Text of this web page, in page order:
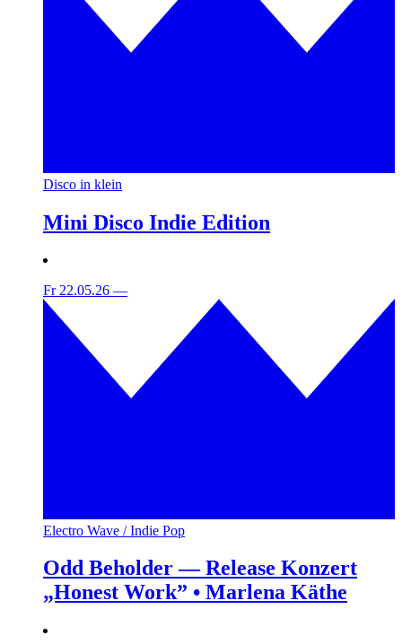
Disco in klein
Mini Disco Indie Edition
Fr 22.05.26 —
Electro Wave / Indie Pop
Odd Beholder — Release Konzert
„Honest Work” • Marlena Käthe